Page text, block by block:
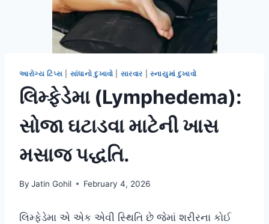
આરોગ્ય ટિપ્સ સાંધાનો દુખાવો સારવાર સ્નાયુમાં દુખાવો
લિમ્ફેડેમા (Lymphedema):
સોજા ઘટાડવા માટેની ખાસ
મસાજ પદ્ધતિ.
By Jatin Gohil February 4, 2026
લિમ્ફેડેમા એ એક એવી સ્થિતિ છે જેમાં શરીરના કોઈ